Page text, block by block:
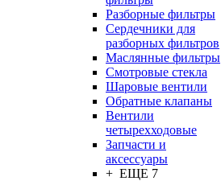
Разборные фильтры
Сердечники для
разборных фильтров
Маслянные фильтры
Смотровые стекла
Шаровые вентили
Обратные клапаны
Вентили
четырехходовые
Запчасти и
аксессуары
+ ЕЩЕ 7